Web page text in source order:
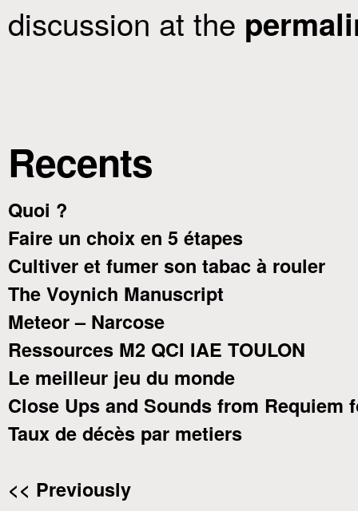
discussion at the
Recents
Quoi ?
Faire un choix en 5 étapes
Cultiver et fumer son tabac à rouler
The Voynich Manuscript
Meteor – Narcose
Ressources M2 QCI IAE TOULON
Le meilleur jeu du monde
Close Ups and Sounds from Requiem
Taux de décès par metiers
<< Previously